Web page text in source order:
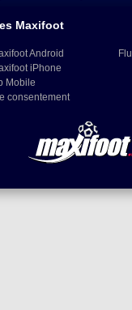
Maxifoot
Android
iPhone
Mobile
consentement